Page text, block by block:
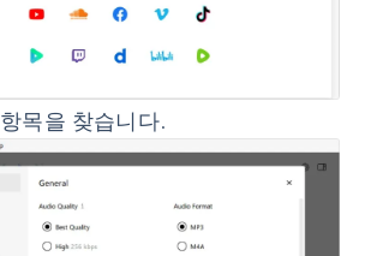
항목을 찾습니다.